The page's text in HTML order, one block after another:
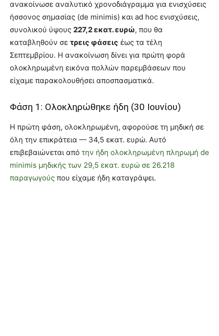
ανακοίνωσε αναλυτικό χρονοδιάγραμμα για ενισχύσεις
ήσσονος σημασίας (de minimis) και ad hoc ενισχύσεις,
συνολικού ύψους 227,2 εκατ. ευρώ, που θα
καταβληθούν σε τρεις φάσεις έως τα τέλη
Σεπτεμβρίου. Η ανακοίνωση δίνει για πρώτη φορά
ολοκληρωμένη εικόνα πολλών παρεμβάσεων που
είχαμε παρακολουθήσει αποσπασματικά.
Φάση 1: Ολοκληρώθηκε ήδη (30 Ιουνίου)
Η πρώτη φάση, ολοκληρωμένη, αφορούσε τη μηδική σε
όλη την επικράτεια — 34,5 εκατ. ευρώ. Αυτό
επιβεβαιώνεται από την ήδη ολοκληρωμένη πληρωμή de
minimis μηδικής των 29,5 εκατ. ευρώ σε 26.218
παραγωγούς που είχαμε ήδη καταγράψει.